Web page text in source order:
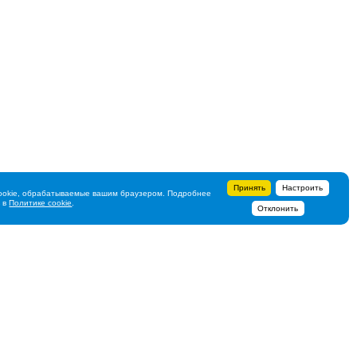
обрабатываемые вашим браузером. Подробнее
вПолитике cookie
Принять Настроить
Отклонить